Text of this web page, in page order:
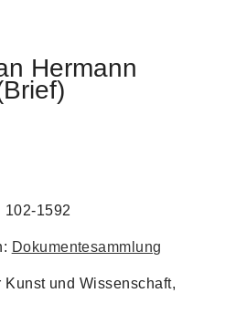
Hermann
102-1592
Dokumentesammlung
Kunst und Wissenschaft,